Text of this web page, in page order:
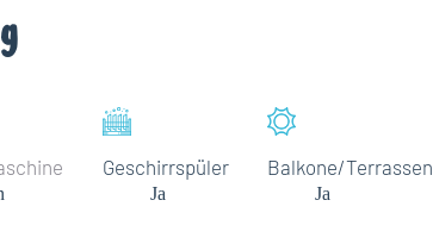
Geschirrspüler
Ja
Balkone/Terrassen
Ja